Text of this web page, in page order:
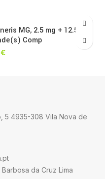
MG, 2.5 mg + 12.5 mg
Comp
€
5 4935-308 Vila Nova de
da Cruz Lima